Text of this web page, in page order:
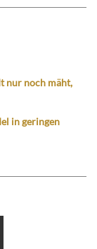
nur noch mäht,
in geringen